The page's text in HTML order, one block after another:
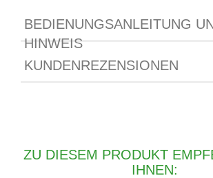
BEDIENUNGSANLEITUNG
HINWEIS
KUNDENREZENSIONEN
ZU DIESEM PRODUKT
IHNEN: